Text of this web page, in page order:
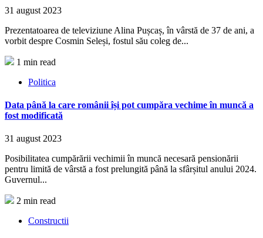
31 august 2023
Prezentatoarea de televiziune Alina Pușcaș, în vârstă de 37 de ani, a
vorbit despre Cosmin Seleși, fostul său coleg de...
1 min read
Politica
Data până la care românii își pot cumpăra vechime în muncă a
fost modificată
31 august 2023
Posibilitatea cumpărării vechimii în muncă necesară pensionării
pentru limită de vârstă a fost prelungită până la sfârșitul anului 2024.
Guvernul...
2 min read
Constructii